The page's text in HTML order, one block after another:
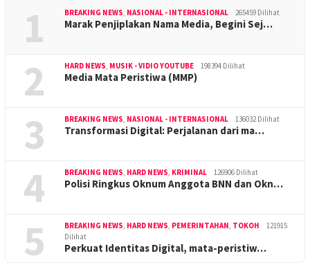
1 BREAKING NEWS NASIONAL - INTERNASIONAL 265459 Dilihat
Marak Penjiplakan Nama Media, Begini Sej…
2 HARD NEWS MUSIK - VIDIO YOUTUBE 198394 Dilihat
Media Mata Peristiwa (MMP)
3 BREAKING NEWS NASIONAL - INTERNASIONAL 136032 Dilihat
Transformasi Digital: Perjalanan dari ma…
4 BREAKING NEWS HARD NEWS KRIMINAL 126906 Dilihat
Polisi Ringkus Oknum Anggota BNN dan Okn…
5 BREAKING NEWS HARD NEWS PEMERINTAHAN TOKOH
121915
Dilihat
Perkuat Identitas Digital, mata-peristiw…